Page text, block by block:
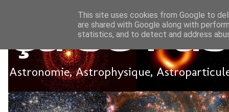
Ça se
Astronomie, Astrophysique,
This site uses cookies from Google to
are shared with Google along with
statistics, and to detect and address